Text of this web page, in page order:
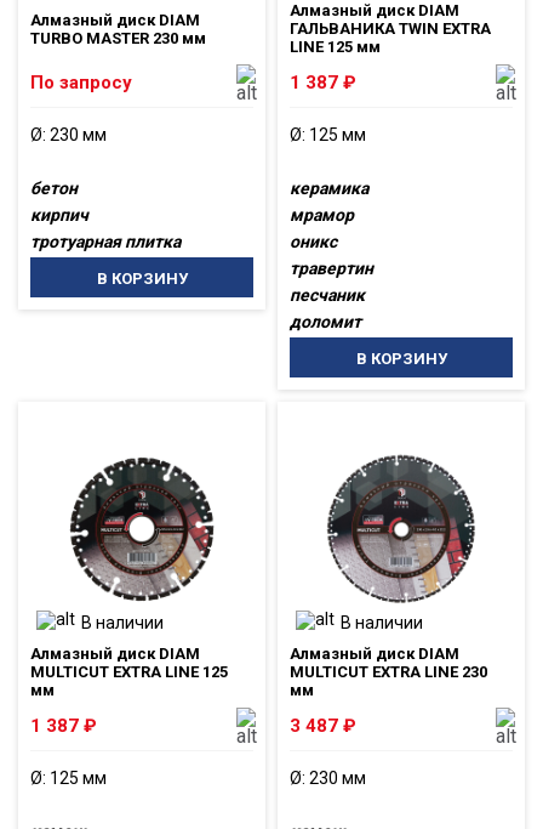
Алмазный диск DIAM
TURBO MASTER 230 мм
По запросу
Ø: 230 мм
бетон
кирпич
тротуарная плитка
В КОРЗИНУ
Алмазный диск DIAM
ГАЛЬВАНИКА TWIN EXTRA
LINE 125 мм
1 387 ₽
Ø: 125 мм
керамика
мрамор
оникс
травертин
песчаник
доломит
В КОРЗИНУ
В наличии
Алмазный диск DIAM
MULTICUT EXTRA LINE 125
мм
1 387 ₽
Ø: 125 мм
В наличии
Алмазный диск DIAM
MULTICUT EXTRA LINE 230
мм
3 487 ₽
Ø: 230 мм